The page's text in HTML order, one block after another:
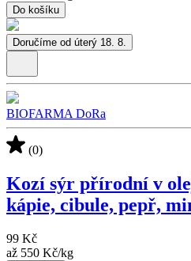
Do košíku
Doručíme od úterý 18. 8.
BIOFARMA DoRa
(0)
Kozí sýr přírodní v
kápie, cibule, pepř,
99 Kč
až 550 Kč/kg